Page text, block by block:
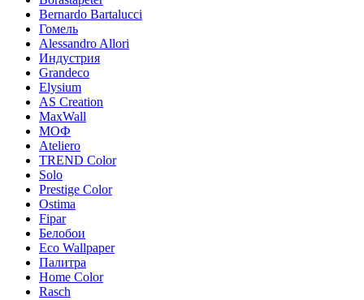
Bernardo Bartalucci
Гомель
Alessandro Allori
Индустрия
Grandeco
Elysium
AS Creation
MaxWall
МОФ
Ateliero
TREND Color
Solo
Prestige Color
Ostima
Fipar
Белобои
Eco Wallpaper
Палитра
Home Color
Rasch